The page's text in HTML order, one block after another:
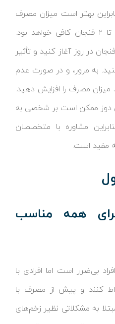
بهتر است میزان مصرف
روزانه محدود باشد؛ حدود ۱ تا ۲ فنجان کافی خواهد بود.
در روز آغاز کنید و تأثیر
به مرور، و در صورت عدم
میزان مصرف را افزایش دهید.
دوز ممکن است بر شخصی به
مشاوره با متخصصان
مفید است.
همه مناسب
بی‌ضرر است اما افرادی با
کنند و پیش از مصرف با
به مشکلاتی نظیر زخم‌های